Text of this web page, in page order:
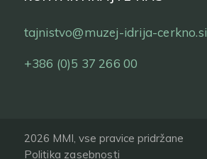
tajnistvo@muzej-idrija-cerkno.si
+386 (0)5 37 266 00
2026 MMI, vse pravice pridržane
Politika zasebnosti